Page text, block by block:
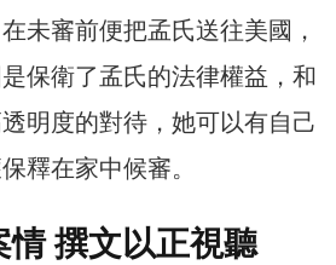
未審前便把孟氏送往美國，
保衛了孟氏的法律權益，和
明度的對待，她可以有自己
釋在家中候審。
撰文以正視聽